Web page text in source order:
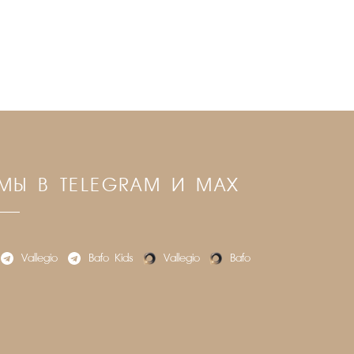
В TELEGRAM И MAX
Vallegio Bafo_Kids Vallegio Bafo